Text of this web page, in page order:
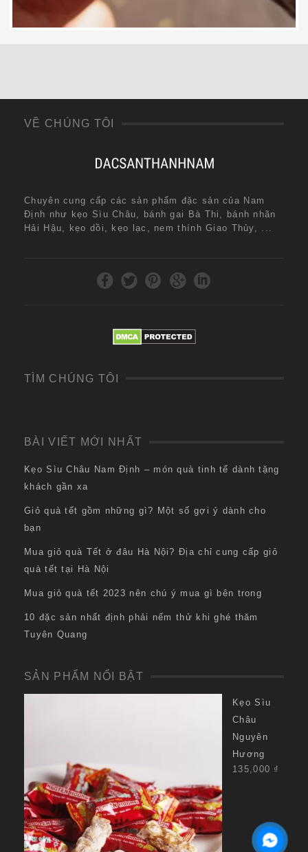
VỀ CHÚNG TÔI
Chuyên cung cấp các sản phẩm đặc sản của Nam
Định như kẹo Sìu Châu, bánh gai Bà Thi, bánh nhãn
Hải Hậu, kẹo dồi, kẹo lạc, nem thính Giao Thủy, ...
TÌM CHÚNG TÔI
BÀI VIẾT MỚI NHẤT
Kẹo Sìu Châu Nam Định – món quà tinh tế dành tặng
khách gần xa
Giỏ quà tết gồm những gì? Một số gợi ý dành cho
bạn
Mua giỏ quà Tết ở đâu Hà Nội? Địa chỉ cung cấp giỏ
quà tết tại Hà Nội
Mua giỏ quà tết 2023 nên chú ý mua gì bên trong
10 đặc sản nhất định phải nếm thử khi ghé thăm
Tuyên Quang
SẢN PHẨM NỔI BẬT
Kẹo Sìu
Châu
Nguyên
Hương
135,000 ₫